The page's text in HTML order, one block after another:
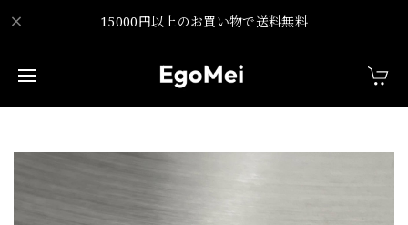
15000円以上のお買い物で送料無料